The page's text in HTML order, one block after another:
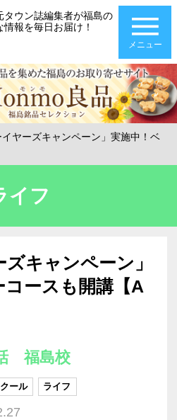
タウン誌編集者が福島の
情報を毎日お届け！
メニュー
イヤーズキャンペーン」実施中！ベ
イフ
ズキャンペーン」
コースも開講【A
福島校
ール ライフ